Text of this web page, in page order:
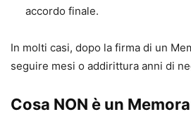
accordo finale.
In molti casi, dopo la firma di un
seguire mesi o addirittura anni di
Cosa NON è un